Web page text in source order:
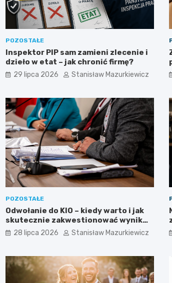
POZOSTAŁE
Inspektor PIP sam zamieni zlecenie i
dzieło w etat – jak chronić firmę?
29 lipca 2026 Stanisław Mazurkiewicz
POZOSTAŁE
Odwołanie do KIO – kiedy warto i jak
skutecznie zakwestionować wynik
przetargu
28 lipca 2026 Stanisław Mazurkiewicz